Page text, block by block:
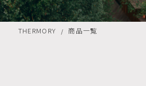
THERMORY / 商品一覧